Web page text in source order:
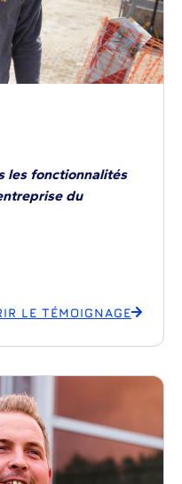
les fonctionnalités
du
LE TÉMOIGNAGE